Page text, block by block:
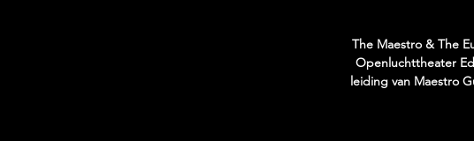
The Maestro & The
Openluchttheater
leiding van Maestro